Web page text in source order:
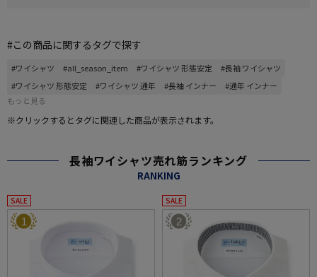
#この商品に関するタグで探す
#ワイシャツ #all_season_item #ワイシャツ 形態安定
#長袖 ワイシャツ
#ワイシャツ 形態安定
#ワイシャツ 通年 #長袖 インナー
#通年 インナー
もっと見る
※クリックするとタグに関連した商品が表示されます。
長袖ワイシャツ売れ筋ランキング
RANKING
SALE
1
SALE
2